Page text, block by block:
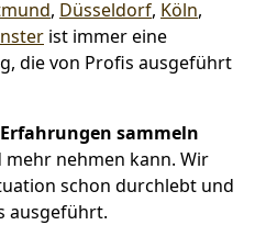
, Düsseldorf, Köln,
ist immer eine
die von Profis ausgeführt
Erfahrungen sammeln
mehr nehmen kann. Wir
schon durchlebt und
ausgeführt.